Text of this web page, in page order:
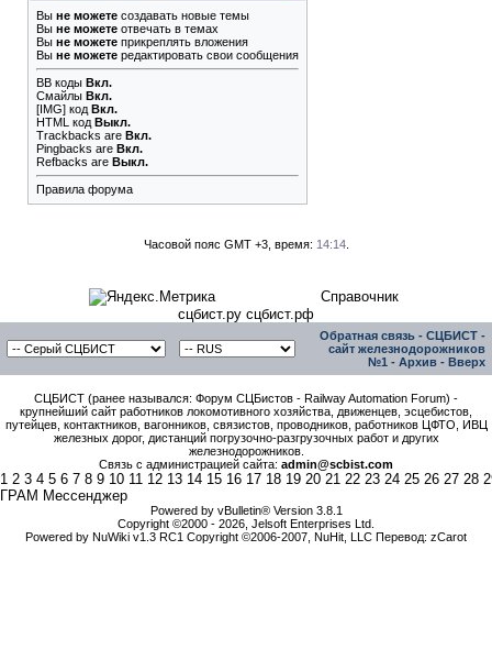
Вы не можете создавать новые темы
Вы не можете отвечать в темах
Вы не можете прикреплять вложения
Вы не можете редактировать свои сообщения
BB коды Вкл.
Смайлы Вкл.
[IMG] код Вкл.
HTML код Выкл.
Trackbacks are Вкл.
Pingbacks are Вкл.
Refbacks are Выкл.
Правила форума
Часовой пояс GMT +3, время: 14:14.
Справочник
сцбист.ру сцбист.рф
Обратная связь - СЦБИСТ -
сайт железнодорожников
№1 - Архив - Вверх
СЦБИСТ (ранее назывался: Форум СЦБистов - Railway Automation Forum) -
крупнейший сайт работников локомотивного хозяйства, движенцев, эсцебистов,
путейцев, контактников, вагонников, связистов, проводников, работников ЦФТО, ИВЦ
железных дорог, дистанций погрузочно-разгрузочных работ и других
железнодорожников.
Связь с администрацией сайта: admin@scbist.com
1 2 3 4 5 6 7 8 9 10 11 12 13 14 15 16 17 18 19 20 21 22 23 24 25 26 27 28
ГРАМ Мессенджер
Powered by vBulletin® Version 3.8.1
Copyright ©2000 - 2026, Jelsoft Enterprises Ltd.
Powered by NuWiki v1.3 RC1 Copyright ©2006-2007, NuHit, LLC Перевод: zCarot